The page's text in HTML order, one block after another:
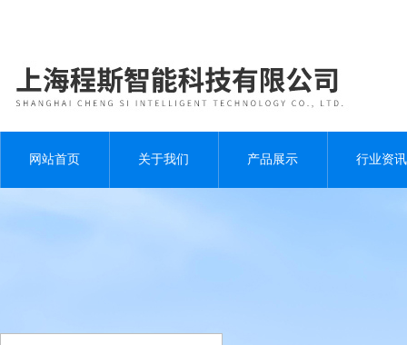
网站首页 关于我们 产品展示 行业资讯